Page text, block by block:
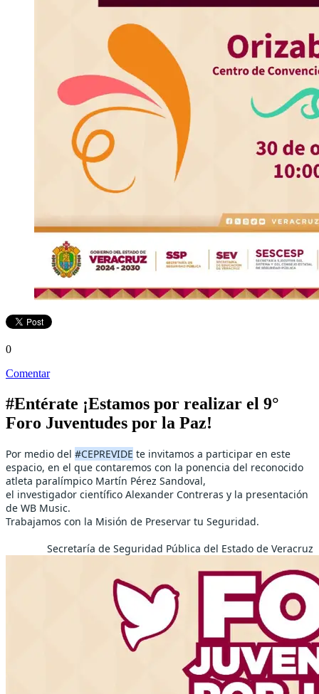
0
Comentar
#Entérate ¡Estamos por realizar el 9°
Foro Juventudes por la Paz!
Por medio del #CEPREVIDE te invitamos a participar en este
espacio, en el que contaremos con la ponencia del reconocido
atleta paralímpico Martín Pérez Sandoval,
el investigador científico Alexander Contreras y la presentación
de WB Music.
Trabajamos con la Misión de Preservar tu Seguridad.
Secretaría de Seguridad Pública del Estado de Veracruz